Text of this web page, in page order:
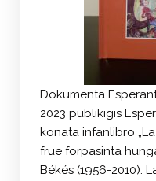
Dokumenta
2023 publikigis
konata infanlibro „La
frue forpasinta
Békés (1956-2010).